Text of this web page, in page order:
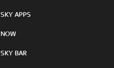
SKY APPS
NOW
SKY BAR